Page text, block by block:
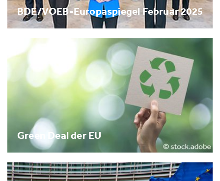
BDE/VOEB-Europaspiegel Februar 2025
Green Deal der EU